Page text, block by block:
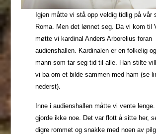
Igjen måtte vi stå opp veldig tidlig på vår
Roma. Men det lønnet seg. Da vi kom til
møtte vi kardinal Anders Arborelius foran
audienshallen. Kardinalen er en folkelig
mann som tar seg tid til alle. Han stilte
vi ba om et bilde sammen med ham (se
nederst).
Inne i audienshallen måtte vi vente
gjorde ikke noe. Det var flott å sitte her,
digre rommet og snakke med noen av